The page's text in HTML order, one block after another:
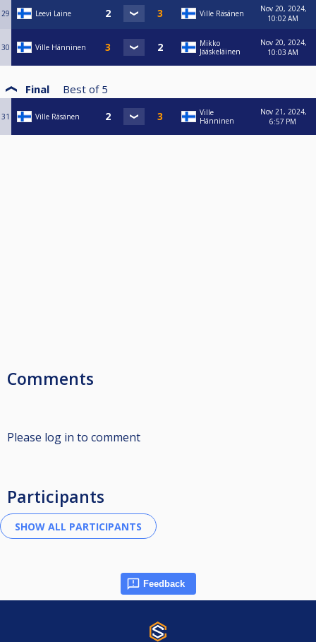
29 Leevi Laine Ville Räsänen
Nov 20, 2024,
10:02 AM
30 Ville Hänninen
Mikko
Jääskeläinen
Nov 20, 2024,
10:03 AM
Final Best of 5
31 Ville Räsänen
Ville
Hänninen
Nov 21, 2024,
6:57 PM
Comments
Please log in to comment
Participants
Feedback